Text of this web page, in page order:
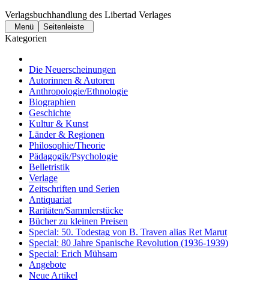
Verlagsbuchhandlung des Libertad Verlages
Menü Seitenleiste
Kategorien
Die Neuerscheinungen
Autorinnen & Autoren
Anthropologie/Ethnologie
Biographien
Geschichte
Kultur & Kunst
Länder & Regionen
Philosophie/Theorie
Pädagogik/Psychologie
Belletristik
Verlage
Zeitschriften und Serien
Antiquariat
Raritäten/Sammlerstücke
Bücher zu kleinen Preisen
Special: 50. Todestag von B. Traven alias Ret Marut
Special: 80 Jahre Spanische Revolution (1936-1939)
Special: Erich Mühsam
Angebote
Neue Artikel